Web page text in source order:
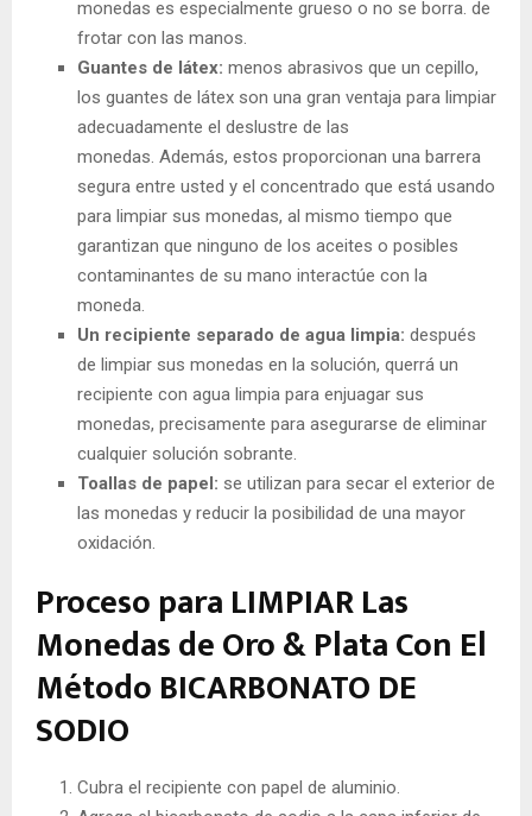
monedas es especialmente grueso o no se borra. de
frotar con las manos.
Guantes de látex: menos abrasivos que un cepillo,
los guantes de látex son una gran ventaja para limpiar
adecuadamente el deslustre de las
monedas. Además, estos proporcionan una barrera
segura entre usted y el concentrado que está usando
para limpiar sus monedas, al mismo tiempo que
garantizan que ninguno de los aceites o posibles
contaminantes de su mano interactúe con la
moneda.
Un recipiente separado de agua limpia: después
de limpiar sus monedas en la solución, querrá un
recipiente con agua limpia para enjuagar sus
monedas, precisamente para asegurarse de eliminar
cualquier solución sobrante.
Toallas de papel: se utilizan para secar el exterior de
las monedas y reducir la posibilidad de una mayor
oxidación.
Proceso para LIMPIAR Las
Monedas de Oro & Plata Con El
Método BICARBONATO DE
SODIO
Cubra el recipiente con papel de aluminio.